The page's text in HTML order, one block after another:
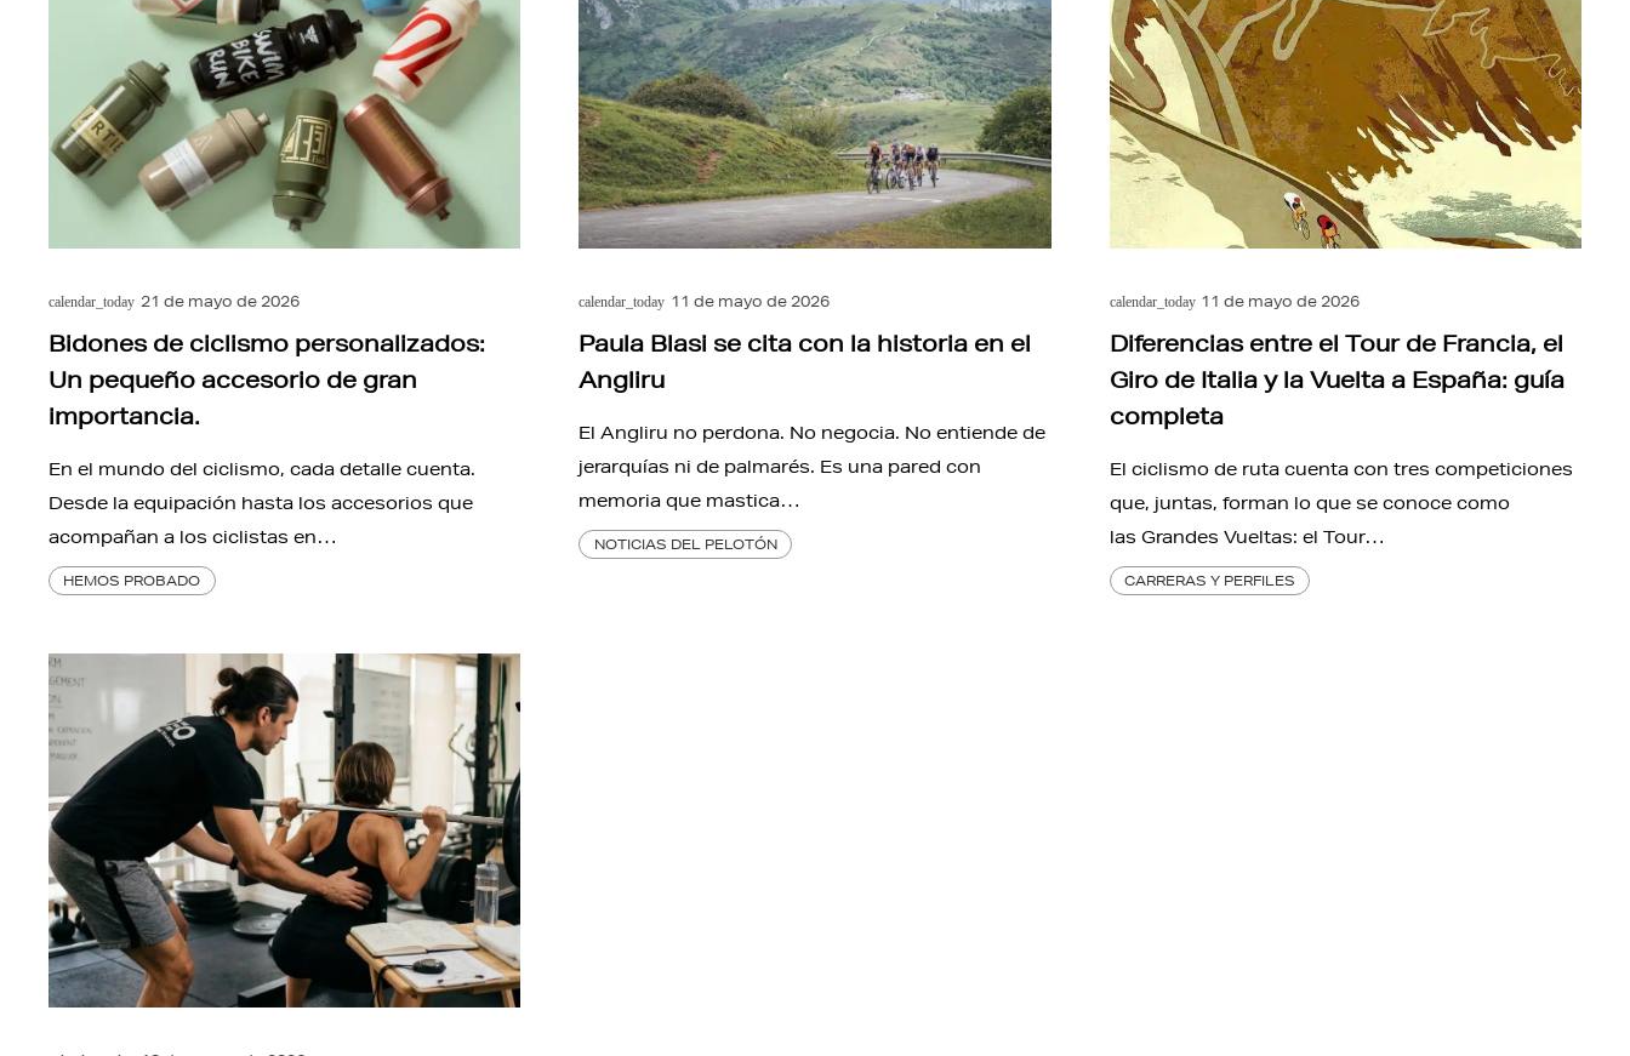
calendar_today 21 de mayo de 2026
Bidones de ciclismo personalizados:
Un pequeño accesorio de gran
importancia.
En el mundo del ciclismo, cada detalle cuenta.
Desde la equipación hasta los accesorios que
acompañan a los ciclistas en…
HEMOS PROBADO
calendar_today 11 de mayo de 2026
Paula Blasi se cita con la historia en el
Angliru
El Angliru no perdona. No negocia. No entiende de
jerarquías ni de palmarés. Es una pared con
memoria que mastica…
NOTICIAS DEL PELOTÓN
calendar_today 11 de mayo de 2026
Diferencias entre el Tour de Francia, el
Giro de Italia y la Vuelta a España: guía
completa
El ciclismo de ruta cuenta con tres competiciones
que, juntas, forman lo que se conoce como
las Grandes Vueltas: el Tour…
CARRERAS Y PERFILES